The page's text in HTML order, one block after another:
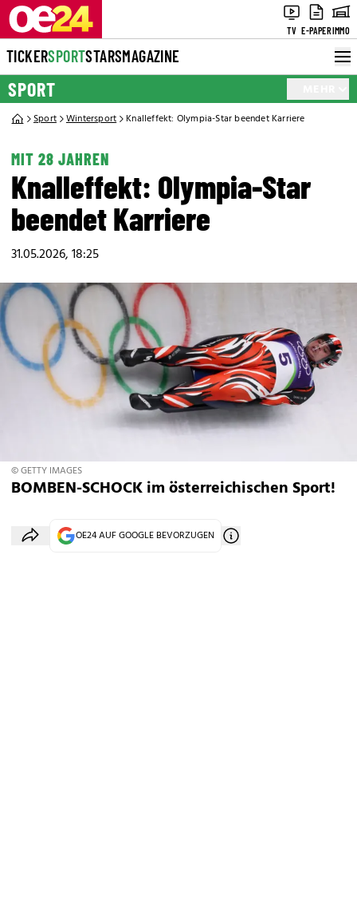
TV E-PAPERIMMO
TICKERSPORTSTARSMAGAZINE
SPORT
Sport Wintersport Knalleffekt: Olympia-Star beendet Karriere
MIT 28 JAHREN
Knalleffekt: Olympia-Star
beendet Karriere
31.05.2026, 18:25
© GETTY IMAGES
BOMBEN-SCHOCK im österreichischen Sport!
OE24 AUF GOOGLE BEVORZUGEN